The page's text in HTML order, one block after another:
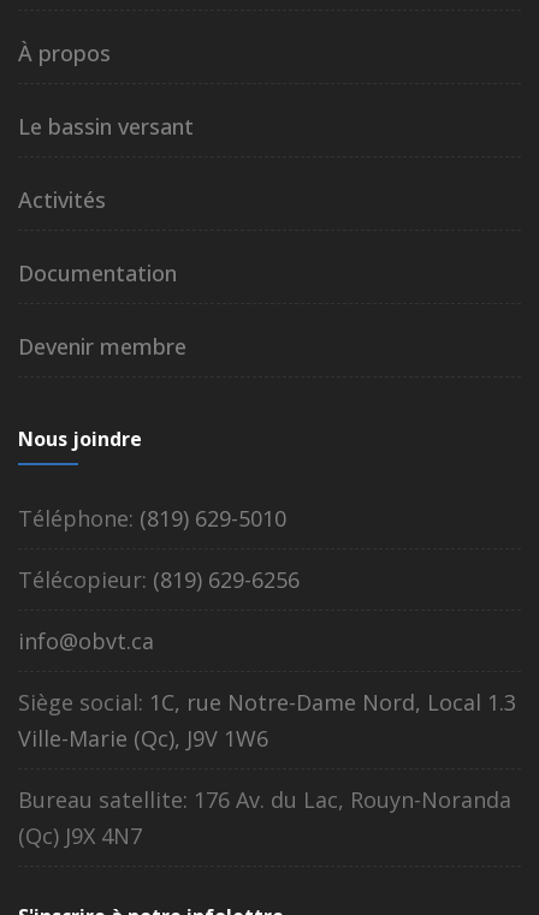
À propos
Le bassin versant
Activités
Documentation
Devenir membre
Nous joindre
Téléphone: (819) 629-5010
Télécopieur: (819) 629-6256
info@obvt.ca
Siège social: 1C, rue Notre-Dame Nord, Local 1.3
Ville-Marie (Qc), J9V 1W6
Bureau satellite: 176 Av. du Lac, Rouyn-Noranda
(Qc) J9X 4N7